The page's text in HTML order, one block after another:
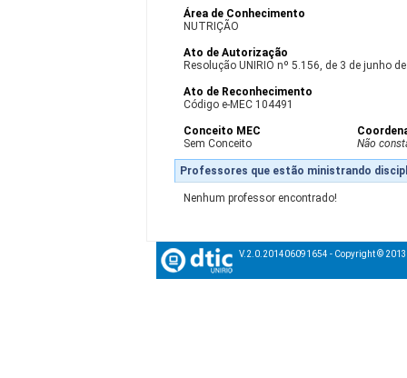
Área de Conhecimento
NUTRIÇÃO
Ato de Autorização
Resolução UNIRIO nº 5.156, de 3 de junho
Ato de Reconhecimento
Código e-MEC 104491
Conceito MEC
Sem Conceito
Não
Professores que estão ministrando
Nenhum professor encontrado!
V.2.0.201406091654 - Copyright ©